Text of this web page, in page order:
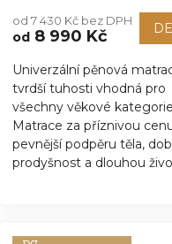
od 7 430 Kč bez DPH
od 8 990 Kč
Univerzální pěnová
tvrdší tuhosti vhodná pro
všechny věkové
Matrace za příznivou
pevnější podpěru těla,
prodyšnost a dlouhou